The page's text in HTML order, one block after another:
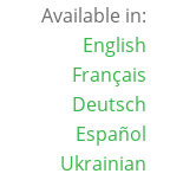
Available in:
English
Français
Deutsch
Español
Ukrainian